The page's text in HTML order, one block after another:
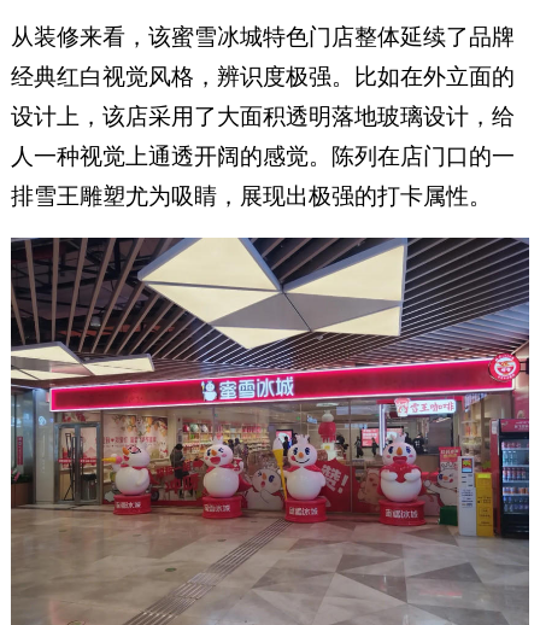
从装修来看，该蜜雪冰城特色门店整体延续了品牌
经典红白视觉风格，辨识度极强。比如在外立面的
设计上，该店采用了大面积透明落地玻璃设计，给
人一种视觉上通透开阔的感觉。陈列在店门口的一
排雪王雕塑尤为吸睛，展现出极强的打卡属性。